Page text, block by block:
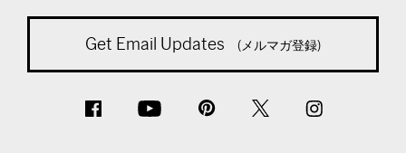
Get Email Updates (メルマガ登録)